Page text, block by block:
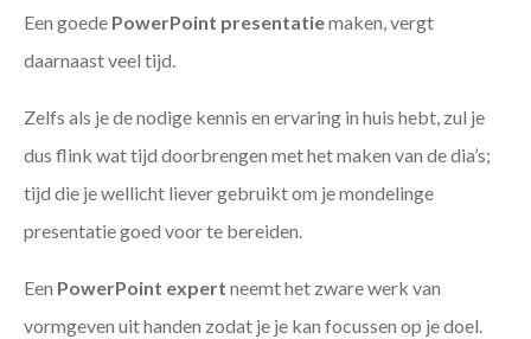
Een goede PowerPoint presentatiemaken, vergt
daarnaast veel tijd.
Zelfs als je de nodige kennis en ervaring in huis hebt, zul je
dus flink wat tijd doorbrengen met het maken van de dia’s;
tijd die je wellicht liever gebruikt om je mondelinge
presentatie goed voor te bereiden.
Een PowerPoint expert neemt het zware werk van
vormgeven uit handen zodat je je kan focussen op je doel.